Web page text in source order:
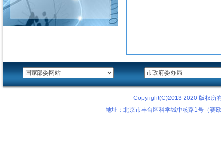
Copyright(C)2013-2020 版权所
地址：北京市丰台区科学城中核路1号（赛